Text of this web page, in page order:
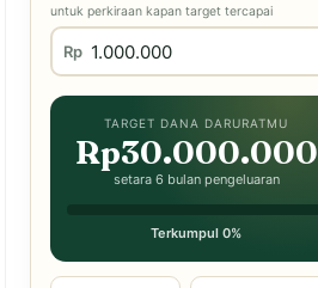
untuk perkiraan kapan target tercapai
Rp
TARGET DANA DARURATMU
Rp30.000.000
setara 6 bulan pengeluaran
Terkumpul 0%